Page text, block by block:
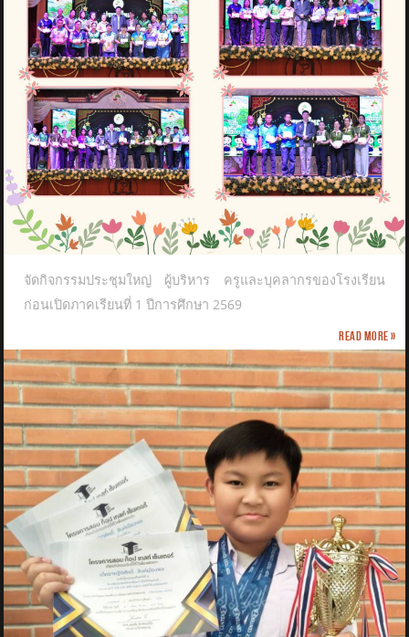
จัดกิจกรรมประชุมใหญ่ ผู้บริหาร ครูและบุคลากรของโรงเรียน
ก่อนเปิดภาคเรียนที่ 1 ปีการศึกษา 2569
Read more »